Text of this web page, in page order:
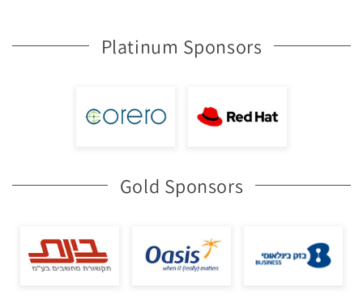
Platinum Sponsors
Gold Sponsors